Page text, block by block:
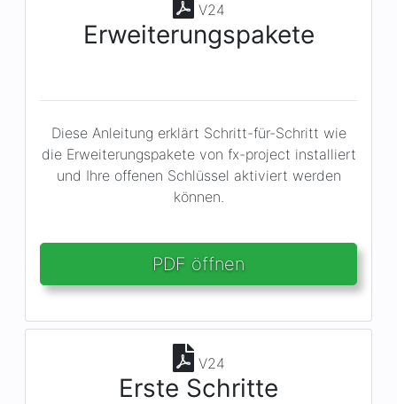
V24
Erweiterungspakete
Diese Anleitung erklärt Schritt-für-Schritt wie
die Erweiterungspakete von fx-project installiert
und Ihre offenen Schlüssel aktiviert werden
können.
PDF öffnen
V24
Erste Schritte